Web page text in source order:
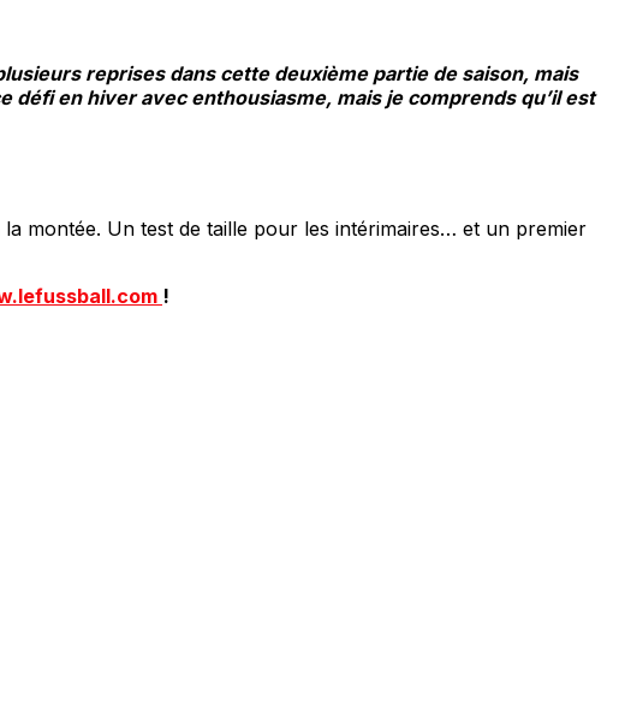
reprises dans cette deuxième partie de saison, mais
défi en hiver avec enthousiasme, mais je comprends qu’il est
montée. Un test de taille pour les intérimaires… et un premier
!